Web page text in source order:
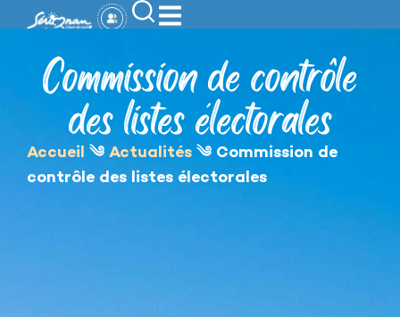
principal
Commission de contrôle
des listes électorales
Accueil ༄ Actualités ༄ Commission de
contrôle des listes électorales